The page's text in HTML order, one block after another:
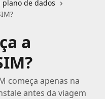
plano de dados
a
começa apenas na
antes da viagem